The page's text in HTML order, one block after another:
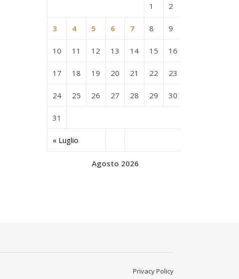
Agosto 2026
« Luglio
1 2
3 4 5 6 7 8 9
10 11 12 13 14 15 16
17 18 19 20 21 22 23
24 25 26 27 28 29 30
31
Privacy Policy